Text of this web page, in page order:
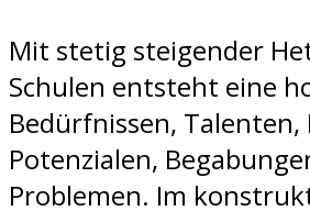
Mit stetig steigender
Schulen entsteht eine
Bedürfnissen, Talenten,
Potenzialen,
Problemen. Im